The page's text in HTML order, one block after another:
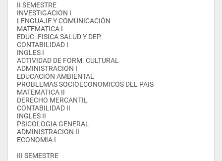
II SEMESTRE
INVESTIGACION I
LENGUAJE Y COMUNICACIÓN
MATEMATICA I
EDUC. FISICA SALUD Y DEP.
CONTABILIDAD I
INGLES I
ACTIVIDAD DE FORM. CULTURAL
ADMINISTRACION I
EDUCACION AMBIENTAL
PROBLEMAS SOCIOECONOMICOS DEL PAIS
MATEMATICA II
DERECHO MERCANTIL
CONTABILIDAD II
INGLES II
PSICOLOGIA GENERAL
ADMINISTRACION II
ECONOMIA I
III SEMESTRE